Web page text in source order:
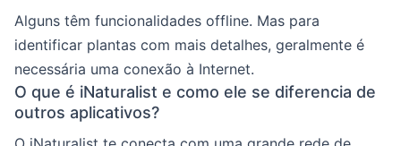
Alguns têm funcionalidades offline. Mas para
identificar plantas com mais detalhes, geralmente é
necessária uma conexão à Internet.
O que é iNaturalist e como ele se diferencia de
outros aplicativos?